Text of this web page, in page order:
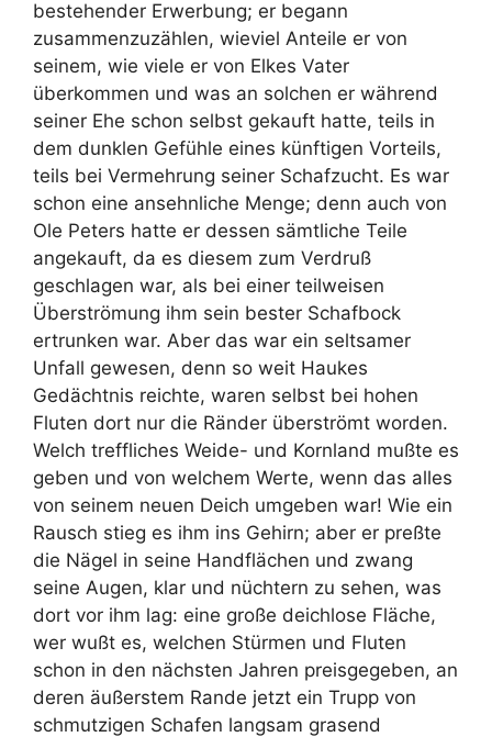
bestehender Erwerbung; er begann
zusammenzuzählen, wieviel Anteile er von
seinem, wie viele er von Elkes Vater
überkommen und was an solchen er während
seiner Ehe schon selbst gekauft hatte, teils in
dem dunklen Gefühle eines künftigen Vorteils,
teils bei Vermehrung seiner Schafzucht. Es war
schon eine ansehnliche Menge; denn auch von
Ole Peters hatte er dessen sämtliche Teile
angekauft, da es diesem zum Verdruß
geschlagen war, als bei einer teilweisen
Überströmung ihm sein bester Schafbock
ertrunken war. Aber das war ein seltsamer
Unfall gewesen, denn so weit Haukes
Gedächtnis reichte, waren selbst bei hohen
Fluten dort nur die Ränder überströmt worden.
Welch treffliches Weide- und Kornland mußte es
geben und von welchem Werte, wenn das alles
von seinem neuen Deich umgeben war! Wie ein
Rausch stieg es ihm ins Gehirn; aber er preßte
die Nägel in seine Handflächen und zwang
seine Augen, klar und nüchtern zu sehen, was
dort vor ihm lag: eine große deichlose Fläche,
wer wußt es, welchen Stürmen und Fluten
schon in den nächsten Jahren preisgegeben, an
deren äußerstem Rande jetzt ein Trupp von
schmutzigen Schafen langsam grasend